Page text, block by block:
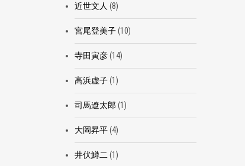
近世文人 (8)
宮尾登美子(10)
寺田寅彦(14)
高浜虚子(1)
司馬遼太郎 (1)
大岡昇平(4)
井伏鱒二 (1)